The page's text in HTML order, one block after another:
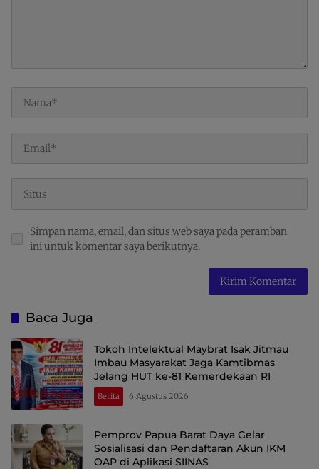
Simpan nama, email, dan situs web saya pada peramban
ini untuk komentar saya berikutnya.
Baca Juga
Tokoh Intelektual Maybrat Isak Jitmau
Imbau Masyarakat Jaga Kamtibmas
Jelang HUT ke-81 Kemerdekaan RI
Berita 6 Agustus 2026
Pemprov Papua Barat Daya Gelar
Sosialisasi dan Pendaftaran Akun IKM
OAP di Aplikasi SIINAS